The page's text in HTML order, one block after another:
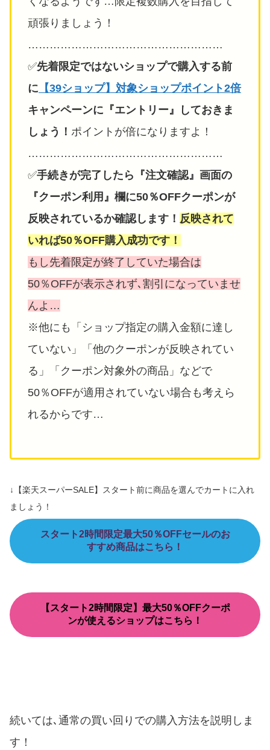
頑張りましょう！
………………………………………………
✅️先着限定ではないショップで購入する前
に 【39ショップ】対象ショップポイント2倍
キャンペーンに『エントリー』しておきま
しょう！ ポイントが倍になりますよ！
………………………………………………
✅️手続きが完了したら『注文確認』画面の
『クーポン利用』欄に50％OFFクーポンが
反映されているか確認します！ 反映されて
いれば50％OFF購入成功です！
もし先着限定が終了していた場合は
50％OFFが表示されず､割引になっていませ
んよ…
※他にも「ショップ指定の購入金額に達し
ていない」「他のクーポンが反映されてい
る」「クーポン対象外の商品」などで
50％OFFが適用されていない場合も考えら
れるからです…
↓【楽天スーパーSALE】スタート前に商品を選んでカートに入れ
ましょう！
スタート2時間限定最大50％OFFセールのお
すすめ商品はこちら！
【スタート2時間限定】最大50％OFFクーポ
ンが使えるショップはこちら！
続いては､通常の買い回りでの購入方法を説明しま
す！